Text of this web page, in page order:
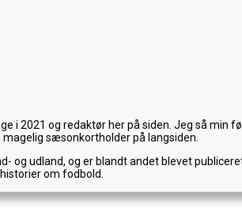
i 2021 og redaktør her på siden. Jeg så
magelig sæsonkortholder på langsiden.
og udland, og er blandt andet blevet
om fodbold.